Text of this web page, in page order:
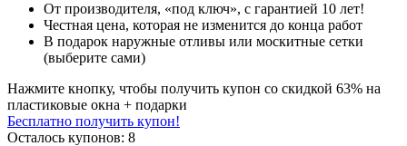
От производителя, «под ключ», с гарантией 10 лет!
Честная цена, которая не изменится до конца работ
В подарок наружные отливы или москитные сетки
(выберите сами)
Нажмите кнопку, чтобы получить купон со скидкой 63% на
пластиковые окна + подарки
Бесплатно получить купон!
Осталось купонов: 8